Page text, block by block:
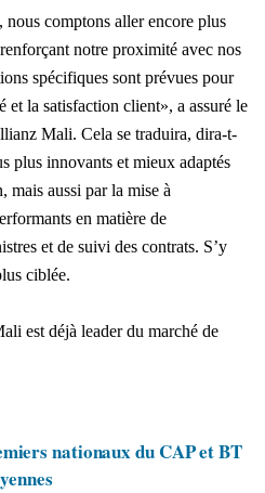
comptons aller encore plus
notre proximité avec nos
spécifiques sont prévues pour
et la satisfaction client», a assuré le
Mali. Cela se traduira, dira-t-
plus innovants et mieux adaptés
mais aussi par la mise à
en matière de
et de suivi des contrats. S’y
ciblée.
est déjà leader du marché de
nationaux du CAP et BT